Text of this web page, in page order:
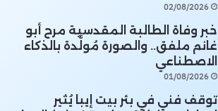
02/08/2026
خبر وفاة الطالبة المقدسية مرح أبو
غانم ملفق.. والصورة مُولَّدة بالذكاء
الاصطناعي
01/08/2026
توقف فني في بئر بيت إيبا يُثير